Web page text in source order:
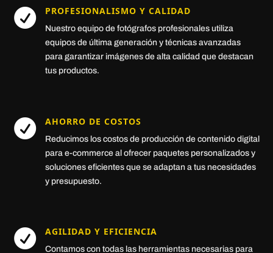
 PROFESIONALISMO Y CALIDAD
Nuestro equipo de fotógrafos profesionales utiliza
equipos de última generación y técnicas avanzadas
para garantizar imágenes de alta calidad que destacan
tus productos.
 AHORRO DE COSTOS
Reducimos los costos de producción de contenido digital
para e-commerce al ofrecer paquetes personalizados y
soluciones eficientes que se adaptan a tus necesidades
y presupuesto.
 AGILIDAD Y EFICIENCIA
Contamos con todas las herramientas necesarias para